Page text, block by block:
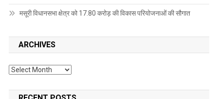
मसूरी विधानसभा क्षेत्र को 17.80 करोड़ की विकास परियोजनाओं की सौगात
ARCHIVES
Archives